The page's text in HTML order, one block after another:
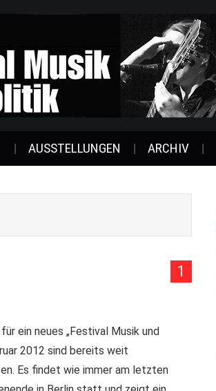
AUSSTELLUNGEN ARCHIV
1
ein neues „Festival Musik und
2012 sind bereits weit
Es findet wie immer am letzten